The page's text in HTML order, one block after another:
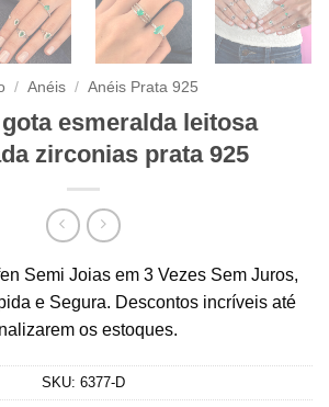
/ Anéis / Anéis Prata 925
esmeralda leitosa
zirconias prata 925
Semi Joias em 3 Vezes Sem Juros,
e Segura. Descontos incríveis até
os estoques.
SKU: 6377-D